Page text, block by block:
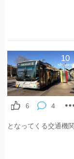
10
shares
4
6
となってくる交通機